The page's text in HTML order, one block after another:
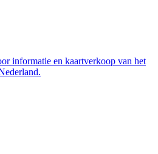
informatie en kaartverkoop van het